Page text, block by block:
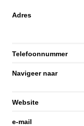
Adres
Telefoonnummer
Navigeer naar
Website
e-mail